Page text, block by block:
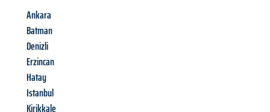
Ankara
Batman
Denizli
Erzincan
Hatay
Istanbul
Kirikkale